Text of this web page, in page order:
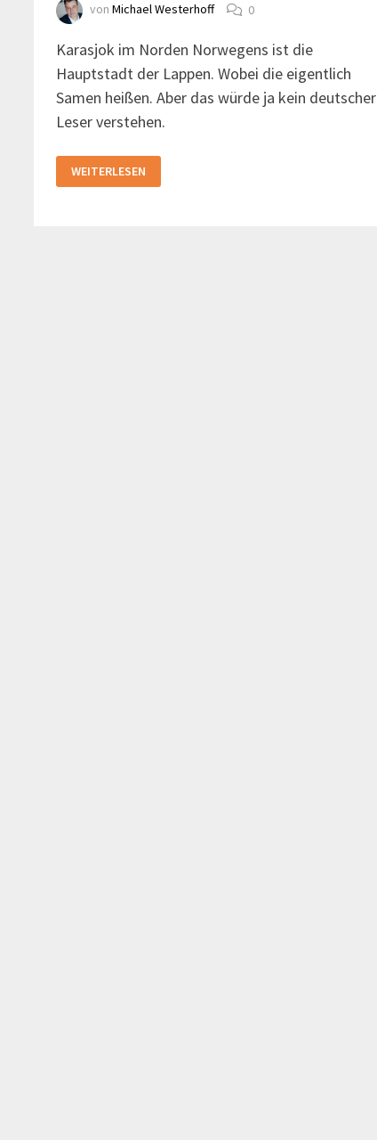
vonMichael Westerhoff 0
Karasjok im Norden Norwegens ist die
Hauptstadt der Lappen. Wobei die eigentlich
Samen heißen. Aber das würde ja kein deutscher
Leser verstehen.
–
HAUPTSTADT
WEITERLESEN